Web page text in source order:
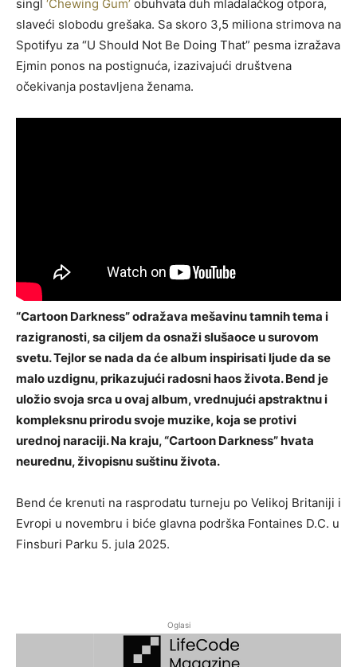
singl ‘Chewing Gum’ obuhvata duh mladalačkog otpora,
slaveći slobodu grešaka. Sa skoro 3,5 miliona strimova na
Spotifyu za “U Should Not Be Doing That” pesma izražava
Ejmin ponos na postignuća, izazivajući društvena
očekivanja postavljena ženama.
“Cartoon Darkness” odražava mešavinu tamnih tema i
razigranosti, sa ciljem da osnaži slušaoce u surovom
svetu. Tejlor se nada da će album inspirisati ljude da se
malo uzdignu, prikazujući radosni haos života. Bend je
uložio svoja srca u ovaj album, vrednujući apstraktnu i
kompleksnu prirodu svoje muzike, koja se protivi
urednoj naraciji. Na kraju, “Cartoon Darkness” hvata
neurednu, živopisnu suštinu života.
Bend će krenuti na rasprodatu turneju po Velikoj Britaniji i
Evropi u novembru i biće glavna podrška Fontaines D.C. u
Finsburi Parku 5. jula 2025.
Oglasi